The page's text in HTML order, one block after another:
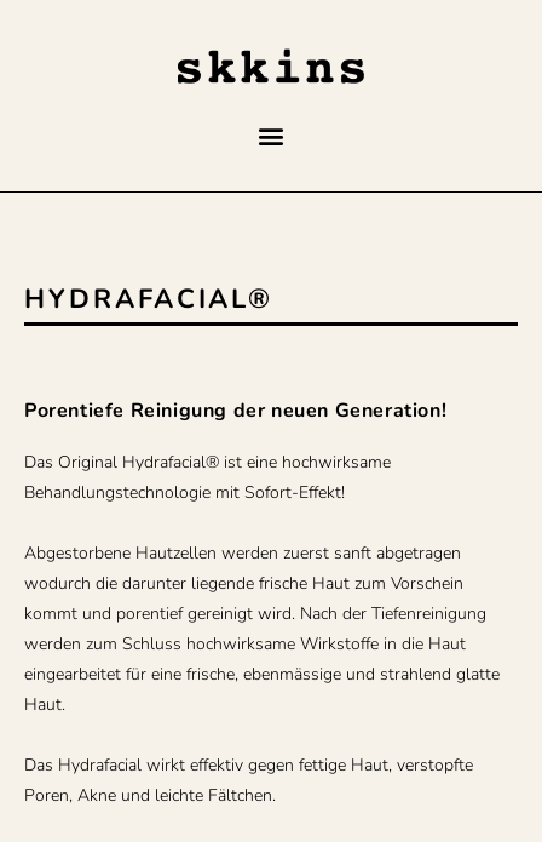
HYDRAFACIAL®
Porentiefe Reinigung der neuen Generation!
Das Original Hydrafacial® ist eine hochwirksame
Behandlungstechnologie mit Sofort-Effekt!
Abgestorbene Hautzellen werden zuerst sanft abgetragen
wodurch die darunter liegende frische Haut zum Vorschein
kommt und porentief gereinigt wird. Nach der Tiefenreinigung
werden zum Schluss hochwirksame Wirkstoffe in die Haut
eingearbeitet für eine frische, ebenmässige und strahlend glatte
Haut.
Das Hydrafacial wirkt effektiv gegen fettige Haut, verstopfte
Poren, Akne und leichte Fältchen.